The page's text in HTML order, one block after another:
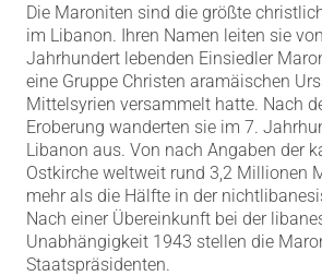
Die Maroniten sind die größte
im Libanon. Ihren Namen leiten sie
Jahrhundert lebenden Einsiedler
eine Gruppe Christen aramäischen
Mittelsyrien versammelt hatte. Nach
Eroberung wanderten sie im 7.
Libanon aus. Von nach Angaben der
Ostkirche weltweit rund 3,2 Millionen
mehr als die Hälfte in der
Nach einer Übereinkunft bei der
Unabhängigkeit 1943 stellen die
Staatspräsidenten.